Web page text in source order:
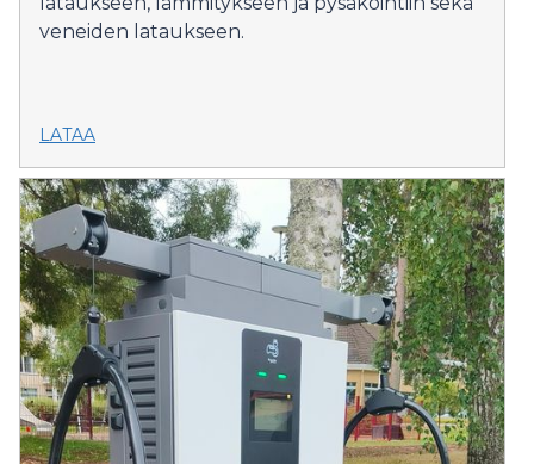
veneiden lataukseen.
LATAA